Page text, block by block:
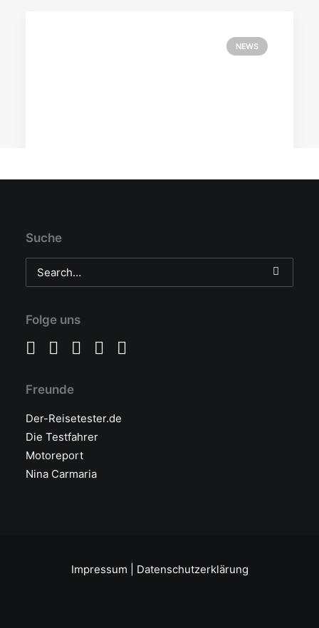
NEWS
Yamaha nimmt Schneemobile ins
Programm auf
Nachdem die Fahrzeuge in den vergangenen
hierzulande vertrieben wurden, hat…
Suche
Folge uns
Freunde
Der-Reisetester.de
Die Testfahrer
Motoreport
Nina Carmaria
Impressum Datenschutzerklärung